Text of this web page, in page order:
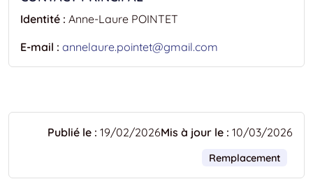
Identité : Anne-Laure POINTET
E-mail : annelaure.pointet@gmail.com
Publié le : 19/02/2026Mis à jour le : 10/03/2026
Remplacement